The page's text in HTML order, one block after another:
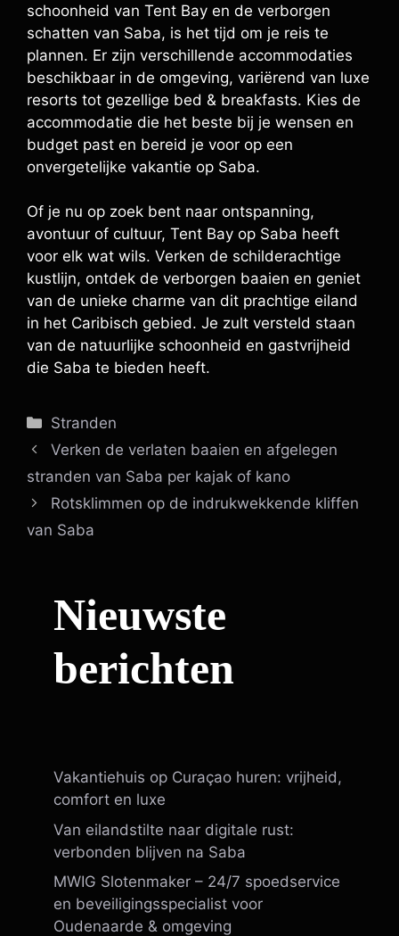
schoonheid van Tent Bay en de verborgen
schatten van Saba, is het tijd om je reis te
plannen. Er zijn verschillende accommodaties
beschikbaar in de omgeving, variërend van luxe
resorts tot gezellige bed & breakfasts. Kies de
accommodatie die het beste bij je wensen en
budget past en bereid je voor op een
onvergetelijke vakantie op Saba.
Of je nu op zoek bent naar ontspanning,
avontuur of cultuur, Tent Bay op Saba heeft
voor elk wat wils. Verken de schilderachtige
kustlijn, ontdek de verborgen baaien en geniet
van de unieke charme van dit prachtige eiland
in het Caribisch gebied. Je zult versteld staan
van de natuurlijke schoonheid en gastvrijheid
die Saba te bieden heeft.
Categorieën
Stranden
Verken de verlaten baaien en afgelegen
stranden van Saba per kajak of kano
Rotsklimmen op de indrukwekkende kliffen
van Saba
Nieuwste
berichten
Vakantiehuis op Curaçao huren: vrijheid,
comfort en luxe
Van eilandstilte naar digitale rust:
verbonden blijven na Saba
MWIG Slotenmaker – 24/7 spoedservice
en beveiligingsspecialist voor
Oudenaarde & omgeving